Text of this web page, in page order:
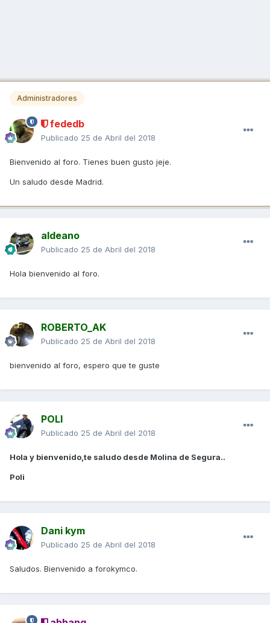
Administradores
fededb
Publicado 25 de Abril del 2018
Bienvenido al foro. Tienes buen gusto jeje.
Un saludo desde Madrid.
aldeano
Publicado 25 de Abril del 2018
Hola bienvenido al foro.
ROBERTO_AK
Publicado 25 de Abril del 2018
bienvenido al foro, espero que te guste
POLI
Publicado 25 de Abril del 2018
Hola y bienvenido,te saludo desde Molina de Segura..
Poli
Dani kym
Publicado 25 de Abril del 2018
Saludos. Bienvenido a forokymco.